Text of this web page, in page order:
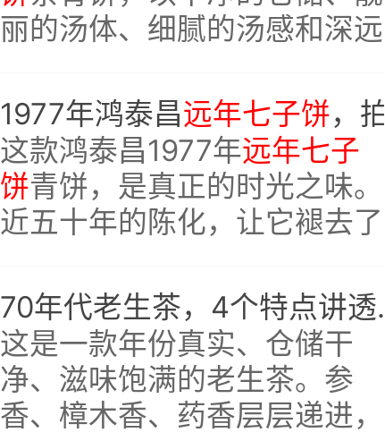
丽的汤体、细腻的汤感和深远
的极致”。
1977年鸿泰昌远年七子饼，拍卖级老茶，不可多得的岁月至宝。
这款鸿泰昌1977年远年七子
饼青饼，是真正的时光之味。
近五十年的陈化，让它褪去了
内敛的药香、沉稳的参香和丝
滑如帛的汤感。
70年代老生茶，4个特点讲透鸿泰昌1977年
这是一款年份真实、仓储干
净、滋味饱满的老生茶。参
香、樟木香、药香层层递进，